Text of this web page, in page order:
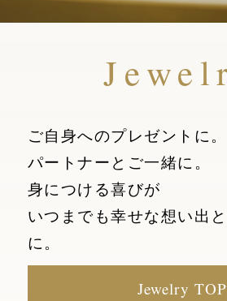
ご自身へのプレゼントに。
パートナーとご一緒に。
身につける喜びが
いつまでも幸せな想い出
に。
Jewelry TOP